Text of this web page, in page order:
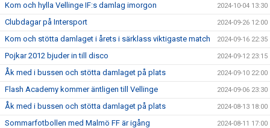
Kom och hylla Vellinge IF:s damlag imorgon 2024-10-04 13:30
Clubdagar på Intersport 2024-09-26 12:00
Kom och stötta damlaget i årets i särklass viktigaste match 2024-09-16 22:35
Pojkar 2012 bjuder in till disco 2024-09-12 23:15
Åk med i bussen och stötta damlaget på plats 2024-09-10 22:00
Flash Academy kommer äntligen till Vellinge 2024-09-06 23:30
Åk med i bussen och stötta damlaget på plats 2024-08-13 18:00
Sommarfotbollen med Malmö FF är igång 2024-08-11 17:00